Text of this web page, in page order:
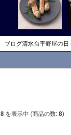
ブログ清水台平野屋の日
8 を表示中 (商品の数: 8)